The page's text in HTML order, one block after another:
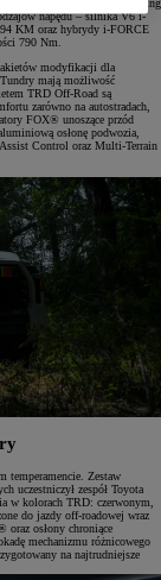
Toyota Motor Manufacturing
napędu – silnika V6 i-
KM oraz hybrydy i-FORCE
790 Nm.
modyfikacji dla
mają możliwość
TRD Off-Road są
zarówno na autostradach,
FOX® unoszące przód
osłonę podwozia,
Control oraz Multi-Terrain
temperamencie. Zestaw
uczestniczył zespół Toyota
w kolorach TRD: czerwonym,
do jazdy off-roadowej wraz
osłony chroniące
mechanizmu różnicowego
na najtrudniejsze